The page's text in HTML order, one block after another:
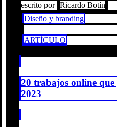
escrito por Ricardo Botín
Diseño y branding
ARTÍCULO
20 trabajos online que
2023